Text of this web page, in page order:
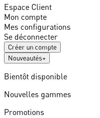
Espace Client
Mon compte
Mes configurations
Se déconnecter
Créer un compte
Nouveautés+
Bientôt disponible
Nouvelles gammes
Promotions